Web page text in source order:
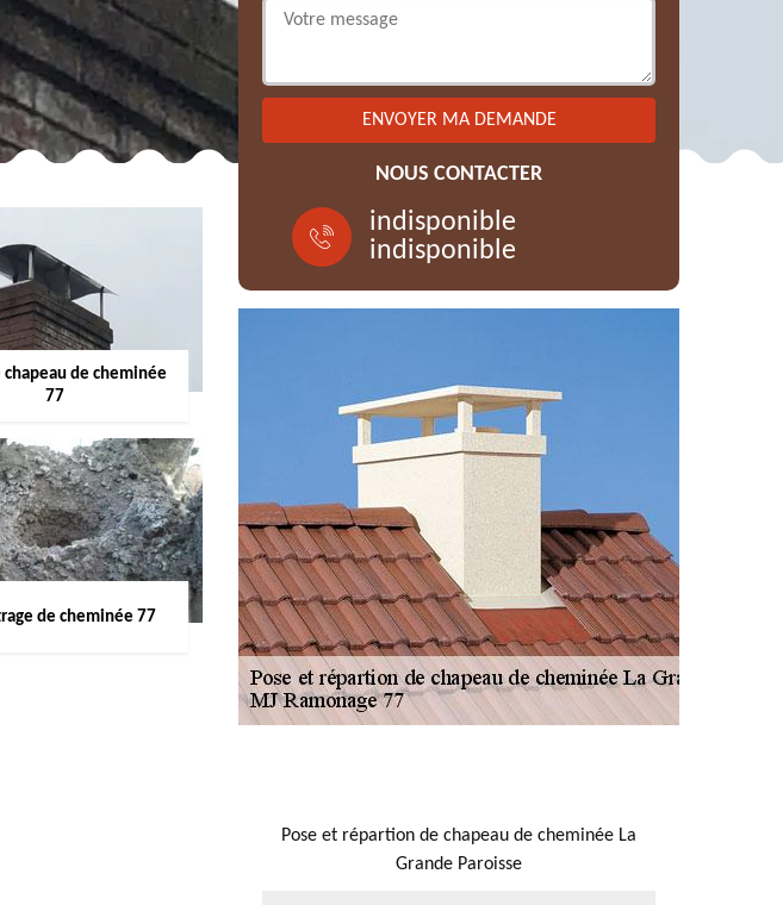
chapeau de cheminée
77
de cheminée 77
NOUS CONTACTER
indisponible
indisponible
Pose et répartion de chapeau de cheminée La
Grande Paroisse